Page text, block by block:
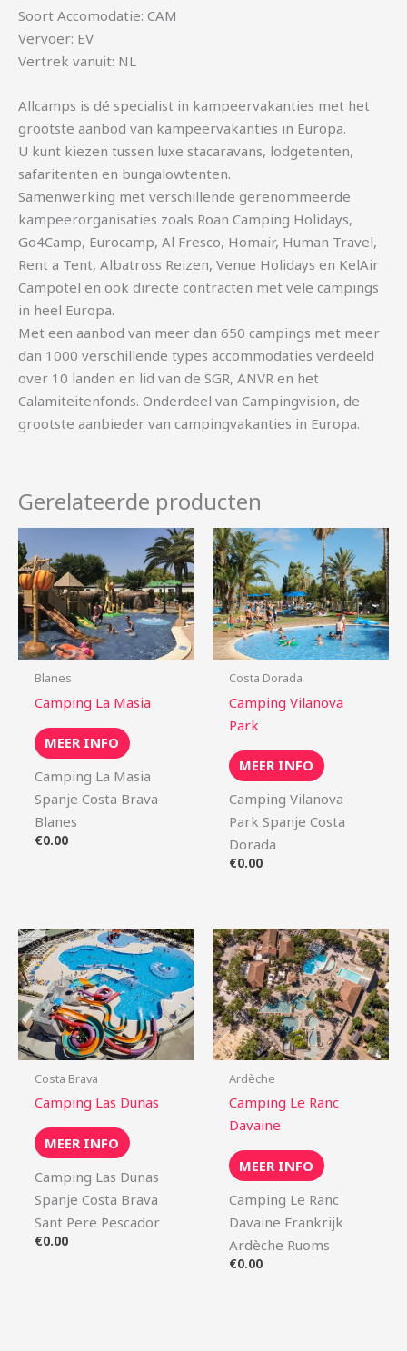
Soort Accomodatie: CAM
Vervoer: EV
Vertrek vanuit: NL
Allcamps is dé specialist in kampeervakanties met het
grootste aanbod van kampeervakanties in Europa.
U kunt kiezen tussen luxe stacaravans, lodgetenten,
safaritenten en bungalowtenten.
Samenwerking met verschillende gerenommeerde
kampeerorganisaties zoals Roan Camping Holidays,
Go4Camp, Eurocamp, Al Fresco, Homair, Human Travel,
Rent a Tent, Albatross Reizen, Venue Holidays en KelAir
Campotel en ook directe contracten met vele campings
in heel Europa.
Met een aanbod van meer dan 650 campings met meer
dan 1000 verschillende types accommodaties verdeeld
over 10 landen en lid van de SGR, ANVR en het
Calamiteitenfonds. Onderdeel van Campingvision, de
grootste aanbieder van campingvakanties in Europa.
Gerelateerde producten
Blanes
Camping La Masia
MEER INFO
Camping La Masia
Spanje Costa Brava
Blanes
€0.00
Costa Dorada
Camping Vilanova
Park
MEER INFO
Camping Vilanova
Park Spanje Costa
Dorada
€0.00
Costa Brava
Camping Las Dunas
MEER INFO
Camping Las Dunas
Spanje Costa Brava
Sant Pere Pescador
€0.00
Ardèche
Camping Le Ranc
Davaine
MEER INFO
Camping Le Ranc
Davaine Frankrijk
Ardèche Ruoms
€0.00